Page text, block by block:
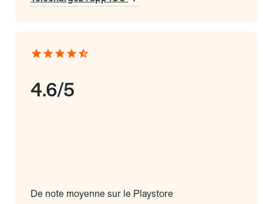
4.6/5
De note moyenne sur le Playstore